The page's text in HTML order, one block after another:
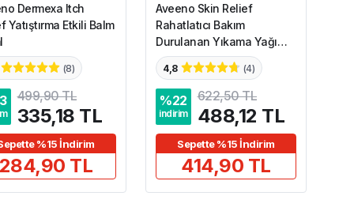
Dermexa Itch
Yatıştırma Etkili Balm
(8)
499,90 TL
335,18 TL
%15 İndirim
TL
Aveeno Skin Relief
Rahatlatıcı Bakım
Durulanan Yıkama Yağı
300 ml
4,8 (4)
%22
indirim
622,50 TL
488,12 TL
Sepette %15 İndirim
414,90 TL